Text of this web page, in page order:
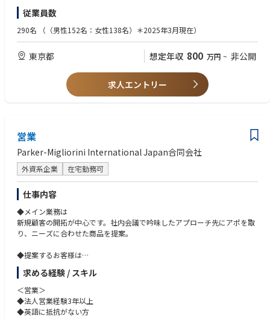
【歓迎要件】
・海外EPCビジネスにおいて、海外現場でのトラブル対応や契約交渉を主
導してきた経験（１０年以上）
【求める人物像】
・住友商事グループの資金力・信用力を背景としつつ、自ら仮説を立てて
自律的に動ける「自走型」の思考をお持ちの方
・「海外EPCの灯を消さない」「自らの経験を次の世代に遺す」という自
従業員数
290名 （（男性152名：女性138名）＊2025年3月現在）
東京都 想定年収 800 万円 ~ 非公開
求人エントリー
営業
Parker-Migliorini International Japan合同会社
外資系企業 在宅勤務可
仕事内容
◆メイン業務は
新規顧客の開拓が中心です。社内会議で吟味したアプローチ先にアポを取
り、ニーズに合わせた商品を提案。
◆提案するお客様は
国内の卸業者、加工業者、スーパーマーケット、レストランなど多岐に渡
ります。
└※業務は基本的に日本語で進めますが、書類など英語に触れる機会も多
数あり。
求める経験 / スキル
＜営業＞
◆法人営業経験3年以上
◆英語に抵抗がない方